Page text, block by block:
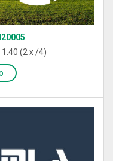
1.40 (2 x /4)